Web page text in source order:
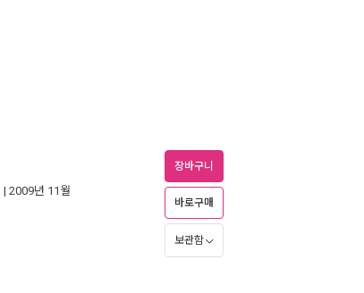
| 2009년 11월
장바구니
바로구매
보관함